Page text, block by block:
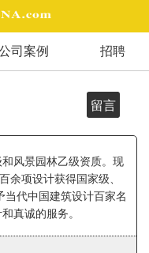
司案例 招聘
留言
风景园林乙级资质。现
项设计获得国家级、
代中国建筑设计百家名
真诚的服务。